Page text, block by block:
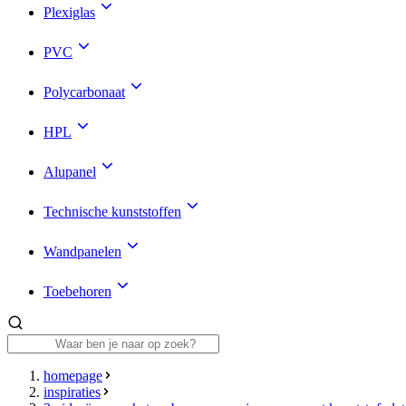
Plexiglas
PVC
Polycarbonaat
HPL
Alupanel
Technische kunststoffen
Wandpanelen
Toebehoren
homepage
inspiraties